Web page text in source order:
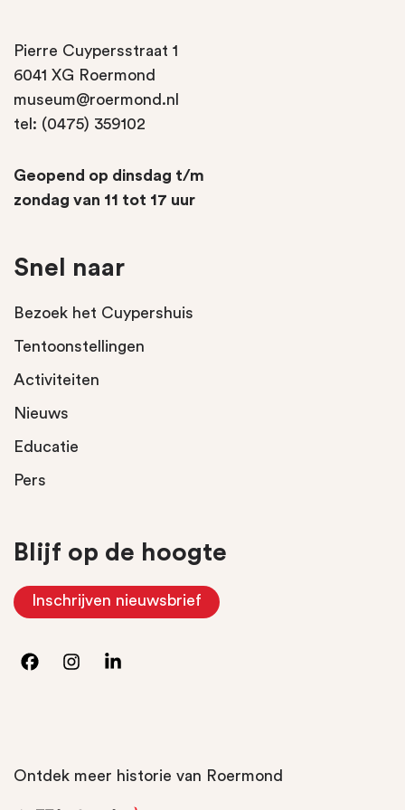
Pierre Cuypersstraat 1
6041 XG Roermond
museum@roermond.nl
tel: (0475) 359102
Geopend op dinsdag t/m
zondag van 11 tot 17 uur
Snel naar
Bezoek het Cuypershuis
Tentoonstellingen
Activiteiten
Nieuws
Educatie
Pers
Blijf op de hoogte
Inschrijven nieuwsbrief
(Opent in nieuw tabblad)
Ontdek meer historie van Roermond